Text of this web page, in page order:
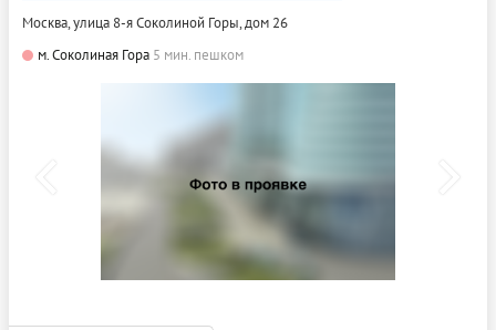
Москва, улица 8-я Соколиной Горы, дом 26
м. Соколиная Гора 5 мин. пешком